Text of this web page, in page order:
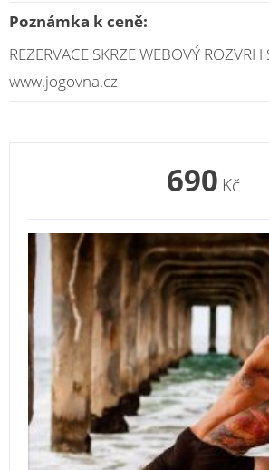
Poznámka k ceně:
REZERVACE SKRZE WEBOVÝ ROZVRH
www.jogovna.cz
690 Kč